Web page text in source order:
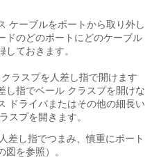
ケーブルをポートから取り外し
ドのどのポートにどのケーブル
ておきます。
ラスプを人差し指で開けます
し指でベール クラスプを開けな
ドライバまたはその他の細長い
スプを開きます。
差し指でつまみ、慎重にポート
を参照）。